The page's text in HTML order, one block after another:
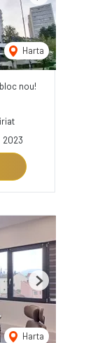
Harta
nou!
2023
Harta
Next